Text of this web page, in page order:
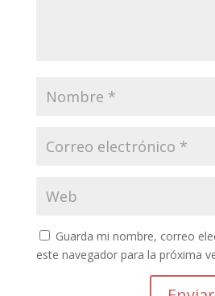
Guarda mi nombre, correo
este navegador para la próxima